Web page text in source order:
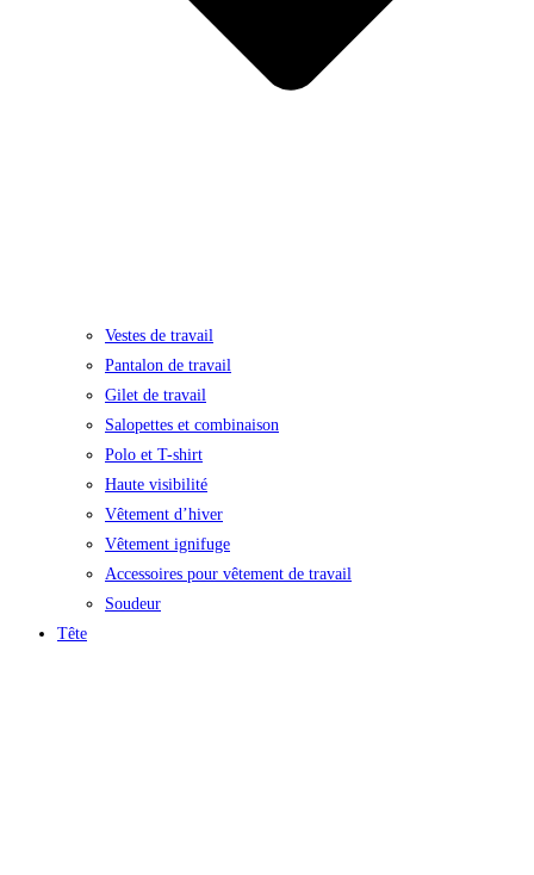
Vestes de travail
Pantalon de travail
Gilet de travail
Salopettes et combinaison
Polo et T-shirt
Haute visibilité
Vêtement d’hiver
Vêtement ignifuge
Accessoires pour vêtement de travail
Soudeur
Tête